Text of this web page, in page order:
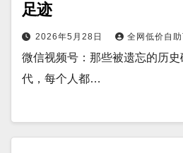
足迹
2026年5月28日 全网低价自
微信视频号：那些被遗忘的历
代，每个人都…